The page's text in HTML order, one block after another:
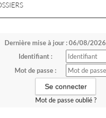
Dernière mise à jour : 06/08/2026
Identifiant :
Mot de passe :
Mot de passe oublié ?